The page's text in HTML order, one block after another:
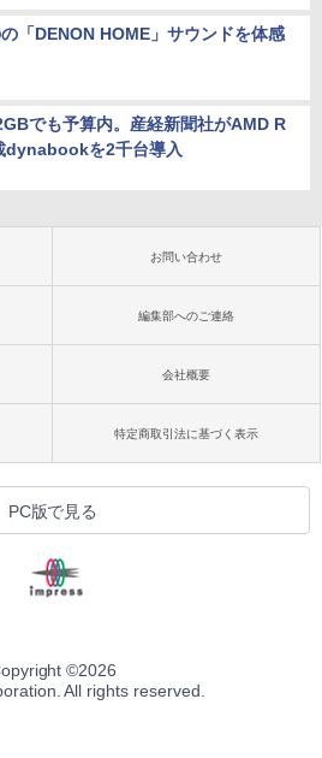
「DENON HOME」サウンドを体感
でも予算内。産経新聞社がAMD R
dynabookを2千台導入
お問い合わせ
編集部へのご連絡
会社概要
特定商取引法に基づく表示
PC版で見る
©2026
All rights reserved.